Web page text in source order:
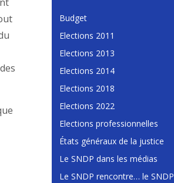
Budget
Elections 2011
Elections 2013
Elections 2014
Elections 2018
Elections 2022
Elections professionnelles
États généraux de la justice
Le SNDP dans les médias
Le SNDP rencontre… le SNDP